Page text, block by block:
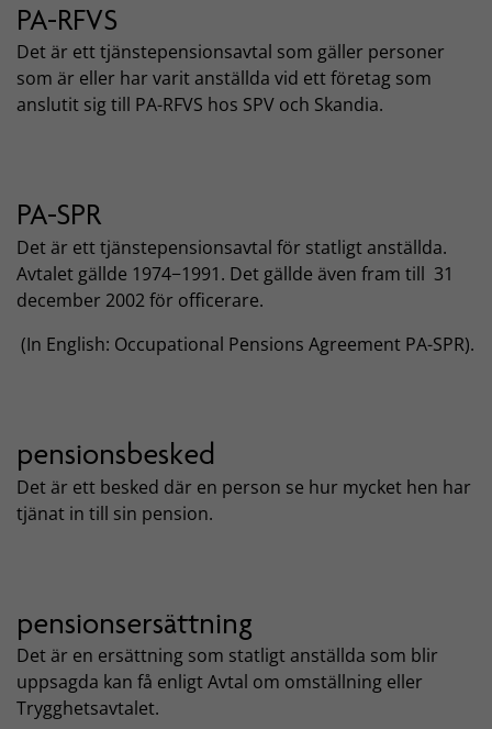
PA-RFVS
Det är ett tjänstepensionsavtal som gäller personer
som är eller har varit anställda vid ett företag som
anslutit sig till PA-RFVS hos SPV och Skandia.
PA-SPR
Det är ett tjänstepensionsavtal för statligt anställda.
Avtalet gällde 1974−1991. Det gällde även fram till 31
december 2002 för officerare.
(In English: Occupational Pensions Agreement PA-SPR).
pensionsbesked
Det är ett besked där en person se hur mycket hen har
tjänat in till sin pension.
pensionsersättning
Det är en ersättning som statligt anställda som blir
uppsagda kan få enligt Avtal om omställning eller
Trygghetsavtalet.